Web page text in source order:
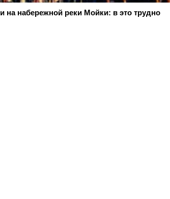
на набережной реки Мойки: в это трудно